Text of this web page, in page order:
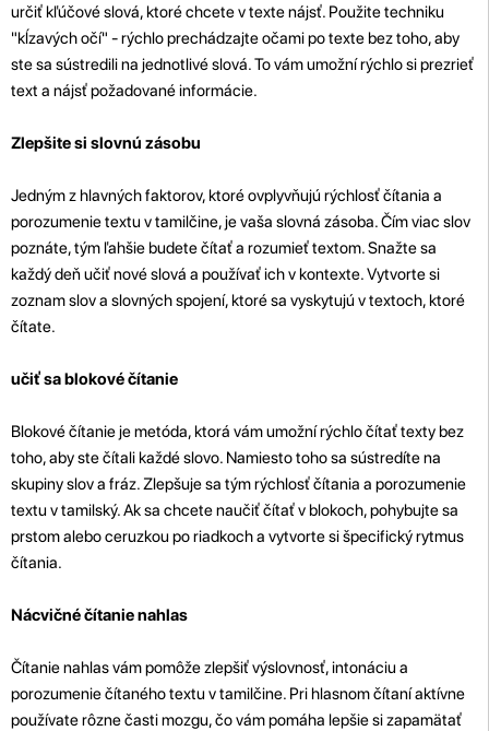
určiť kľúčové slová, ktoré chcete v texte nájsť. Použite techniku
"kĺzavých očí" - rýchlo prechádzajte očami po texte bez toho, aby
ste sa sústredili na jednotlivé slová. To vám umožní rýchlo si prezrieť
text a nájsť požadované informácie.
Zlepšite si slovnú zásobu
Jedným z hlavných faktorov, ktoré ovplyvňujú rýchlosť čítania a
porozumenie textu v tamilčine, je vaša slovná zásoba. Čím viac slov
poznáte, tým ľahšie budete čítať a rozumieť textom. Snažte sa
každý deň učiť nové slová a používať ich v kontexte. Vytvorte si
zoznam slov a slovných spojení, ktoré sa vyskytujú v textoch, ktoré
čítate.
učiť sa blokové čítanie
Blokové čítanie je metóda, ktorá vám umožní rýchlo čítať texty bez
toho, aby ste čítali každé slovo. Namiesto toho sa sústredíte na
skupiny slov a fráz. Zlepšuje sa tým rýchlosť čítania a porozumenie
textu v tamilský. Ak sa chcete naučiť čítať v blokoch, pohybujte sa
prstom alebo ceruzkou po riadkoch a vytvorte si špecifický rytmus
čítania.
Nácvičné čítanie nahlas
Čítanie nahlas vám pomôže zlepšiť výslovnosť, intonáciu a
porozumenie čítaného textu v tamilčine. Pri hlasnom čítaní aktívne
používate rôzne časti mozgu, čo vám pomáha lepšie si zapamätať